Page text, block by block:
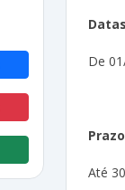
De
Até